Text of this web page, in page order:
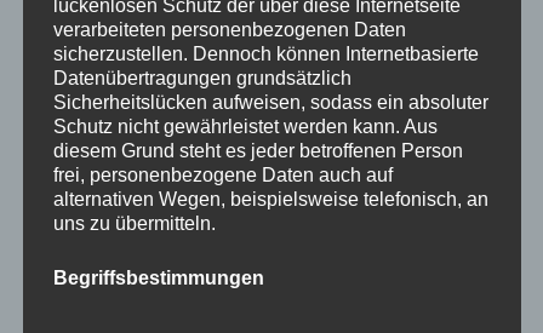
lückenlosen Schutz der über diese Internetseite
verarbeiteten personenbezogenen Daten
sicherzustellen. Dennoch können Internetbasierte
Datenübertragungen grundsätzlich
Sicherheitslücken aufweisen, sodass ein absoluter
Schutz nicht gewährleistet werden kann. Aus
diesem Grund steht es jeder betroffenen Person
frei, personenbezogene Daten auch auf
alternativen Wegen, beispielsweise telefonisch, an
uns zu übermitteln.
Begriffsbestimmungen